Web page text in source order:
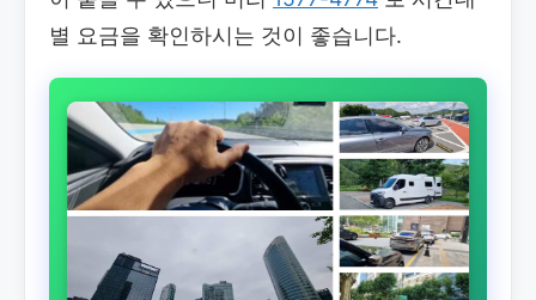
별 요금을 확인하시는 것이 좋습니다.